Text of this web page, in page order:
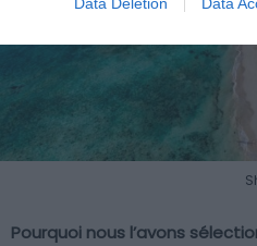
Pourquoi nous l’avons